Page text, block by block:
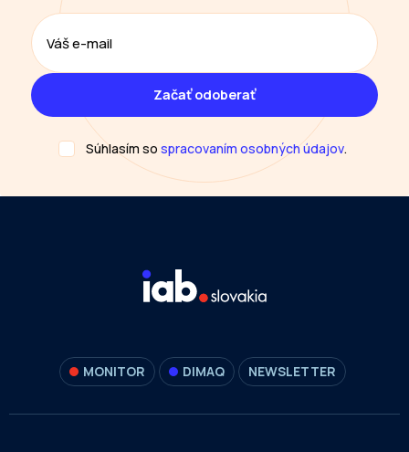
Súhlasím sospracovaním osobných údajov.
MONITOR DIMAQ NEWSLETTER